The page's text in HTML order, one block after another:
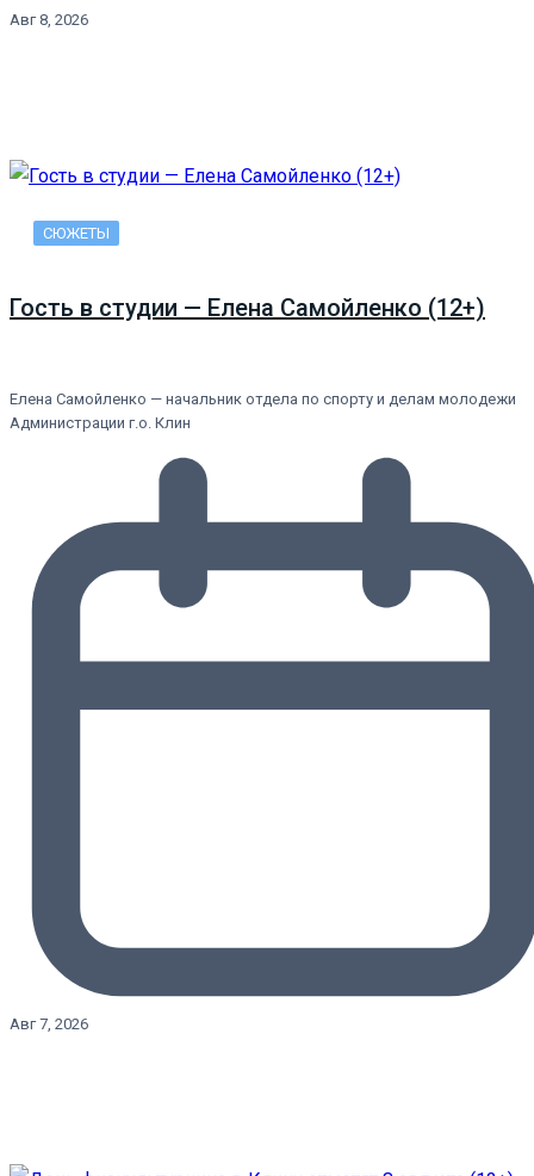
Авг 8, 2026
СЮЖЕТЫ
Гость в студии — Елена Самойленко (12+)
Елена Самойленко — начальник отдела по спорту и делам молодежи
Администрации г.о. Клин
Авг 7, 2026